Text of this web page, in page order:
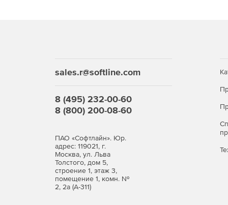
sales.r@softline.com
8 (495) 232-00-60
8 (800) 200-08-60
ПАО «Софтлайн». Юр.
адрес: 119021, г.
Москва, ул. Льва
Толстого, дом 5,
строение 1, этаж 3,
помещение 1, комн. №
2, 2а (А-311)